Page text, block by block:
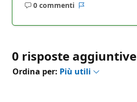
0 commenti
Nessun
0 risposte aggiuntive
Ordina per: Più utili